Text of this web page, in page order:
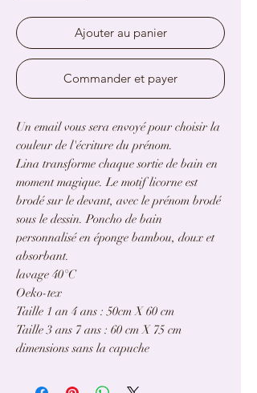
Ajouter au panier
Commander et payer
Un email vous sera envoyé pour choisir la
couleur de l'écriture du prénom.
Lina transforme chaque sortie de bain en
moment magique. Le motif licorne est
brodé sur le devant, avec le prénom brodé
sous le dessin. Poncho de bain
personnalisé en éponge bambou, doux et
absorbant.
lavage 40°C
Oeko-tex
Taille 1 an 4 ans : 50cm X 60 cm
Taille 3 ans 7 ans : 60 cm X 75 cm
dimensions sans la capuche